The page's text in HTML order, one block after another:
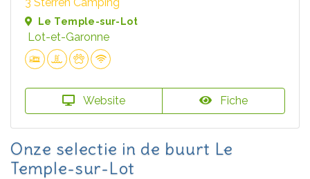
Le Temple-sur-Lot
Lot-et-Garonne
Website Fiche
Onze selectie in de buurt Le
Temple-sur-Lot